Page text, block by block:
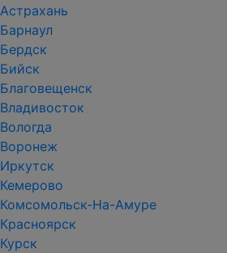
Астрахань
Барнаул
Бердск
Бийск
Благовещенск
Владивосток
Вологда
Воронеж
Иркутск
Кемерово
Комсомольск-На-Амуре
Красноярск
Курск